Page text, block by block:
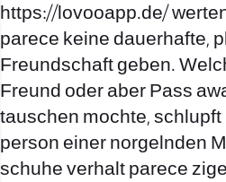
https://lovooapp.de/
parece keine dauerhafte,
Freundschaft geben.
Freund oder aber Pass
tauschen mochte,
person einer norgelnden
schuhe verhalt parece